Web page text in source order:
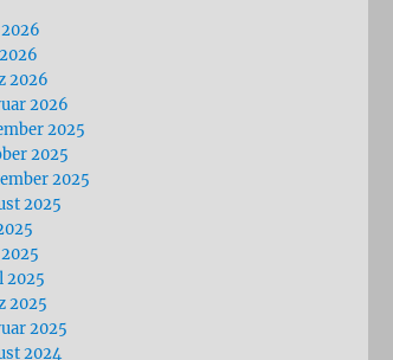
2026
2026
2025
2025
2025
2025
2025
2025
2025
2024